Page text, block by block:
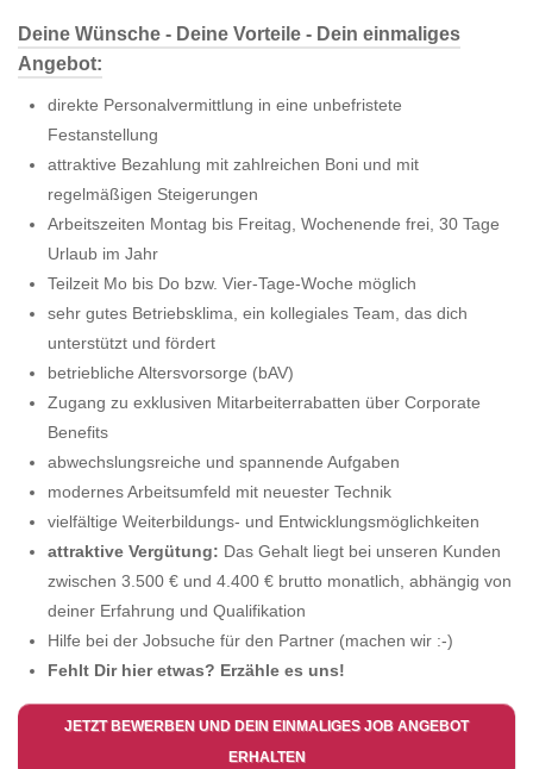
Deine Wünsche - Deine Vorteile - Dein einmaliges
Angebot:
direkte Personalvermittlung in eine unbefristete
Festanstellung
attraktive Bezahlung mit zahlreichen Boni und mit
regelmäßigen Steigerungen
Arbeitszeiten Montag bis Freitag, Wochenende frei, 30 Tage
Urlaub im Jahr
Teilzeit Mo bis Do bzw. Vier-Tage-Woche möglich
sehr gutes Betriebsklima, ein kollegiales Team, das dich
unterstützt und fördert
betriebliche Altersvorsorge (bAV)
Zugang zu exklusiven Mitarbeiterrabatten über Corporate
Benefits
abwechslungsreiche und spannende Aufgaben
modernes Arbeitsumfeld mit neuester Technik
vielfältige Weiterbildungs- und Entwicklungsmöglichkeiten
attraktive Vergütung: Das Gehalt liegt bei unseren Kunden
zwischen 3.500 € und 4.400 € brutto monatlich, abhängig von
deiner Erfahrung und Qualifikation
Hilfe bei der Jobsuche für den Partner (machen wir :-)
Fehlt Dir hier etwas? Erzähle es uns!
JETZT BEWERBEN UND DEIN EINMALIGES JOB ANGEBOT
ERHALTEN